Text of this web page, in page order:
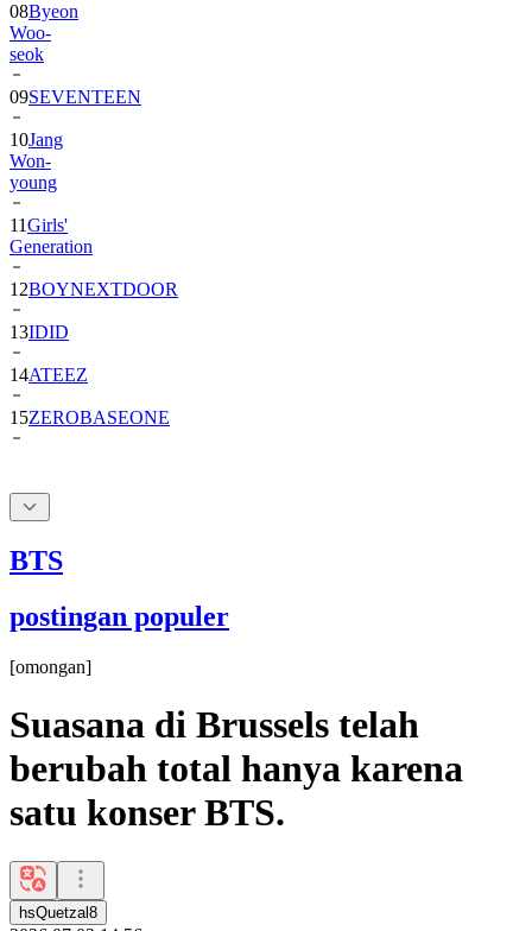
08Byeon
Woo-
seok
09SEVENTEEN
10Jang
Won-
young
11Girls'
Generation
12BOYNEXTDOOR
13IDID
14ATEEZ
15ZEROBASEONE
BTS
postingan populer
[omongan]
Suasana di Brussels telah
berubah total hanya karena
satu konser BTS.
hsQuetzal8